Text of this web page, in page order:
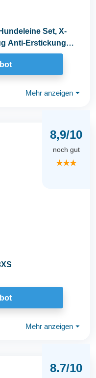
Set, X-
Anti-Erstickung
Mehr anzeigen ⏷
8,9/10
noch gut
★★★
Mehr anzeigen ⏷
8.7/10